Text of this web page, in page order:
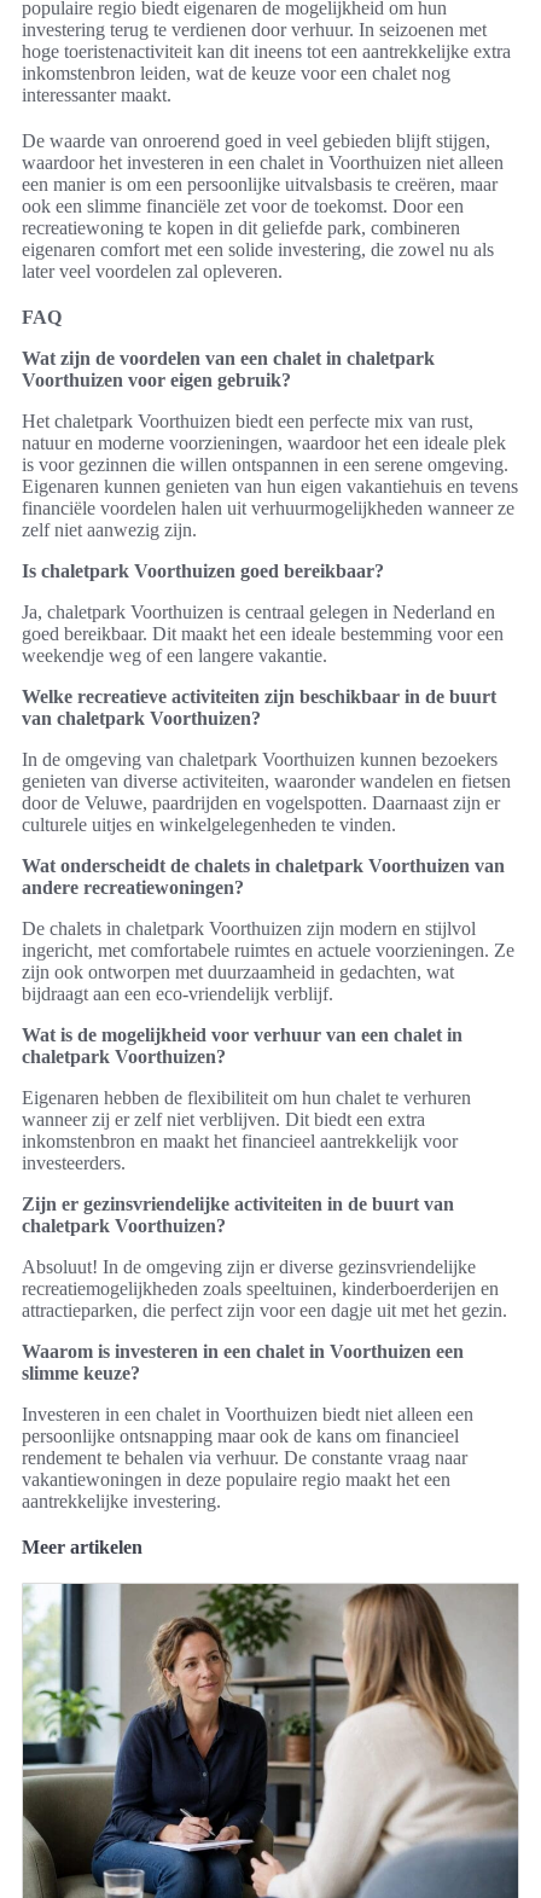
populaire regio biedt eigenaren de mogelijkheid om hun
investering terug te verdienen door verhuur. In seizoenen met
hoge toeristenactiviteit kan dit ineens tot een aantrekkelijke extra
inkomstenbron leiden, wat de keuze voor een chalet nog
interessanter maakt.
De waarde van onroerend goed in veel gebieden blijft stijgen,
waardoor het investeren in een chalet in Voorthuizen niet alleen
een manier is om een persoonlijke uitvalsbasis te creëren, maar
ook een slimme financiële zet voor de toekomst. Door een
recreatiewoning te kopen in dit geliefde park, combineren
eigenaren comfort met een solide investering, die zowel nu als
later veel voordelen zal opleveren.
FAQ
Wat zijn de voordelen van een chalet in chaletpark
Voorthuizen voor eigen gebruik?
Het chaletpark Voorthuizen biedt een perfecte mix van rust,
natuur en moderne voorzieningen, waardoor het een ideale plek
is voor gezinnen die willen ontspannen in een serene omgeving.
Eigenaren kunnen genieten van hun eigen vakantiehuis en tevens
financiële voordelen halen uit verhuurmogelijkheden wanneer ze
zelf niet aanwezig zijn.
Is chaletpark Voorthuizen goed bereikbaar?
Ja, chaletpark Voorthuizen is centraal gelegen in Nederland en
goed bereikbaar. Dit maakt het een ideale bestemming voor een
weekendje weg of een langere vakantie.
Welke recreatieve activiteiten zijn beschikbaar in de buurt
van chaletpark Voorthuizen?
In de omgeving van chaletpark Voorthuizen kunnen bezoekers
genieten van diverse activiteiten, waaronder wandelen en fietsen
door de Veluwe, paardrijden en vogelspotten. Daarnaast zijn er
culturele uitjes en winkelgelegenheden te vinden.
Wat onderscheidt de chalets in chaletpark Voorthuizen van
andere recreatiewoningen?
De chalets in chaletpark Voorthuizen zijn modern en stijlvol
ingericht, met comfortabele ruimtes en actuele voorzieningen. Ze
zijn ook ontworpen met duurzaamheid in gedachten, wat
bijdraagt aan een eco-vriendelijk verblijf.
Wat is de mogelijkheid voor verhuur van een chalet in
chaletpark Voorthuizen?
Eigenaren hebben de flexibiliteit om hun chalet te verhuren
wanneer zij er zelf niet verblijven. Dit biedt een extra
inkomstenbron en maakt het financieel aantrekkelijk voor
investeerders.
Zijn er gezinsvriendelijke activiteiten in de buurt van
chaletpark Voorthuizen?
Absoluut! In de omgeving zijn er diverse gezinsvriendelijke
recreatiemogelijkheden zoals speeltuinen, kinderboerderijen en
attractieparken, die perfect zijn voor een dagje uit met het gezin.
Waarom is investeren in een chalet in Voorthuizen een
slimme keuze?
Investeren in een chalet in Voorthuizen biedt niet alleen een
persoonlijke ontsnapping maar ook de kans om financieel
rendement te behalen via verhuur. De constante vraag naar
vakantiewoningen in deze populaire regio maakt het een
aantrekkelijke investering.
Meer artikelen